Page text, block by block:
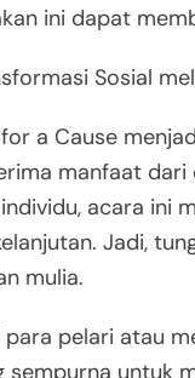
ini dapat
Sosial
for a Cause
manfaat dari
acara ini
Jadi,
mulia.
para pelari atau